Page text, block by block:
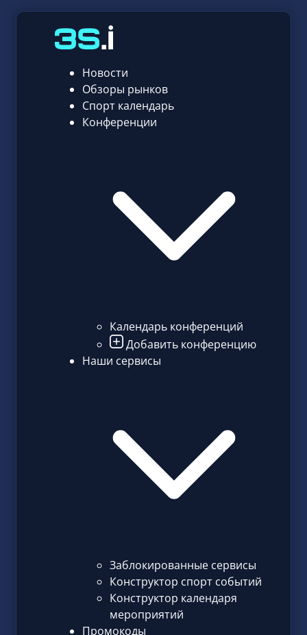
Новости
Обзоры рынков
Спорт календарь
Конференции
Календарь конференций
Добавить конференцию
Наши сервисы
Заблокированные сервисы
Конструктор спорт событий
Конструктор календаря
мероприятий
Промокоды